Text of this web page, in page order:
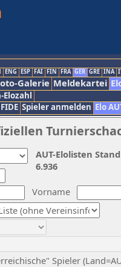
ENG ESP FAI FIN FRA GER GRE INA
Galerie Meldekartei
Elozahl
FIDE Spieler anmelden Elo
Vorname
Spieler
AUT-Elolisten
6.936